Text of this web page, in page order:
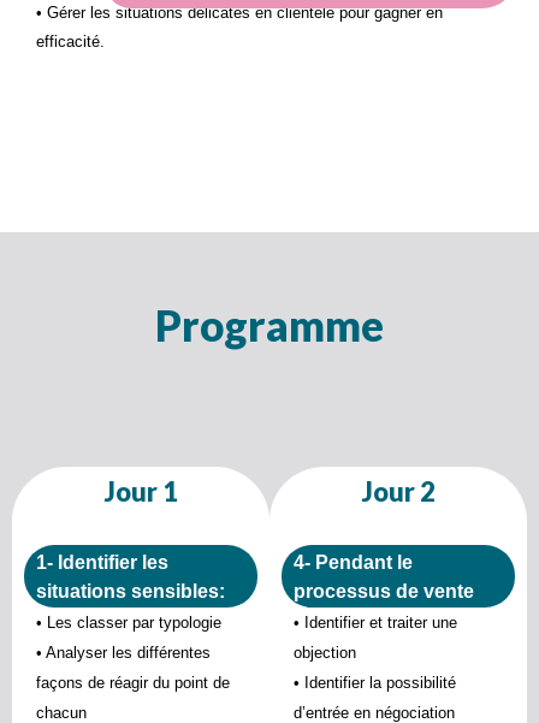
• Gérer les situations délicates en clientèle pour gagner en
efficacité.
Programme
Jour 1
1- Identifier les
situations sensibles:
• Les classer par typologie
• Analyser les différentes
façons de réagir du point de
chacun
Jour 2
4- Pendant le
processus de vente
• Identifier et traiter une
objection
• Identifier la possibilité
d’entrée en négociation